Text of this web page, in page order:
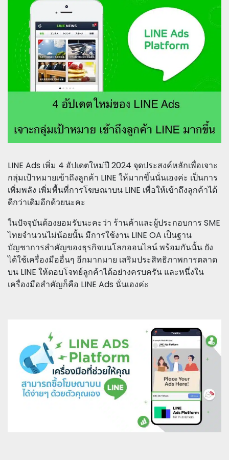
LINE Ads เพิ่ม 4 อัปเดตใหม่ปี 2024 จุดประสงค์หลักเพื่อเจาะ
กลุ่มเป้าหมายเข้าถึงลูกค้า LINE ให้มากขึ้นนั่นเองค่ะ เป็นการ
เพิ่มพลัง เพิ่มพื้นที่การโฆษณาบน LINE เพื่อให้เข้าถึงลูกค้าได้
ดีกว่าเดิมอีกด้วยนะคะ
ในปัจจุบันต้องยอมรับนะคะว่า ร้านค้าและผู้ประกอบการ SME
ไทยจำนวนไม่น้อยนั้น มีการใช้งาน LINE OA เป็นฐาน
บัญชาการสำคัญของธุรกิจบนโลกออนไลน์ พร้อมกันนั้น ยัง
ได้ใช้เครื่องมืออื่นๆ อีกมากมาย เสริมประสิทธิภาพการตลาด
บน LINE ให้ตอบโจทย์ลูกค้าได้อย่างครบครัน และหนึ่งใน
เครื่องมือสำคัญก็คือ LINE Ads นั่นเองค่ะ